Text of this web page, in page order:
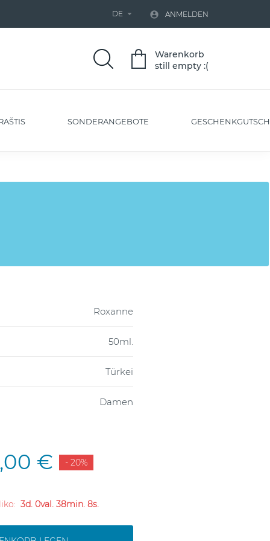
DE   ANMELDEN
Warenkorb
still empty :(
SONDERANGEBOTE
Roxanne
50ml.
Türkei
Damen
€ - 20%
liko:3d. 0val. 38min. 7s.